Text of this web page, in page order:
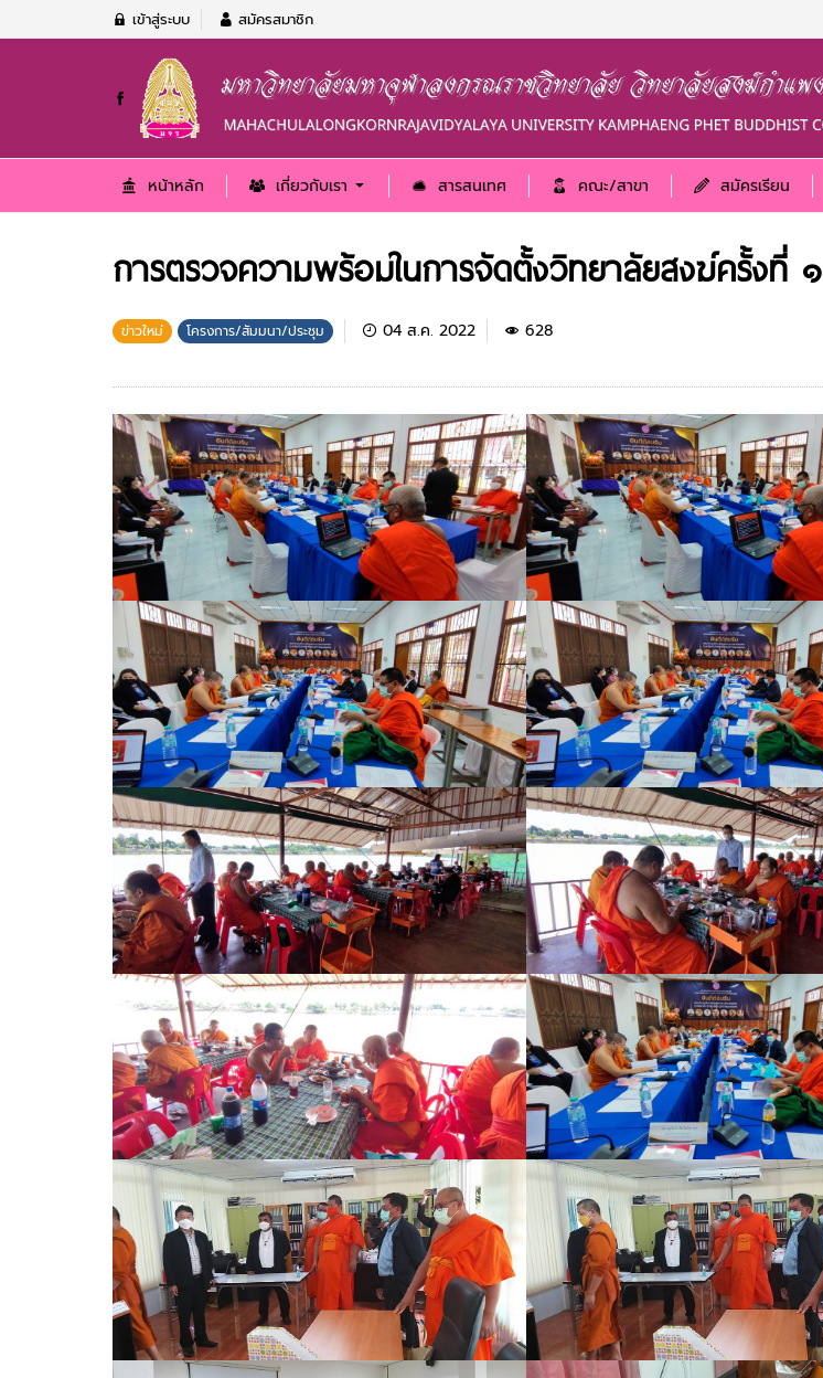
เข้าสู่ระบบ สมัครสมาชิก
หน้าหลัก เกี่ยวกับเรา สารสนเทศ คณะ/สาขา สมัครเรียน
การตรวจความพร้อมในการจัดตั้งวิทยาลัยสงฆ์ครั้งที่ ๑
ข่าวใหม่ โครงการ/สัมมนา/ประชุม 04 ส.ค. 2022 628